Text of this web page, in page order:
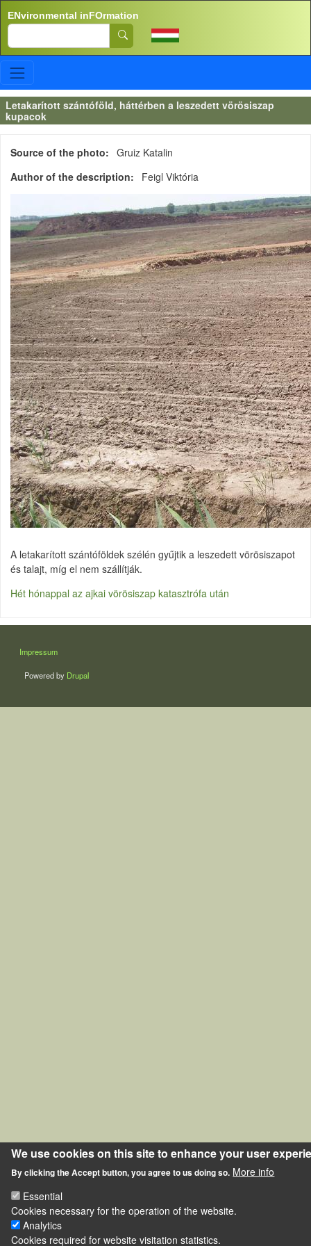
ENvironmental inFOrmation
Search
Letakarított szántóföld, háttérben a leszedett vörösiszap
kupacok
Source of the photo
Gruiz Katalin
Author of the description
Feigl Viktória
A letakarított szántóföldek szélén gyűjtik a leszedett vörösiszapot
és talajt, míg el nem szállítják.
Hét hónappal az ajkai vörösiszap katasztrófa után
LÁBLÉC
Impressum
Powered by Drupal
We use cookies on this site to enhance your user
By clicking the Accept button, you agree to us doing so. More info
Essential
Cookies necessary for the operation of the website.
Analytics
Cookies required for website visitation statistics.